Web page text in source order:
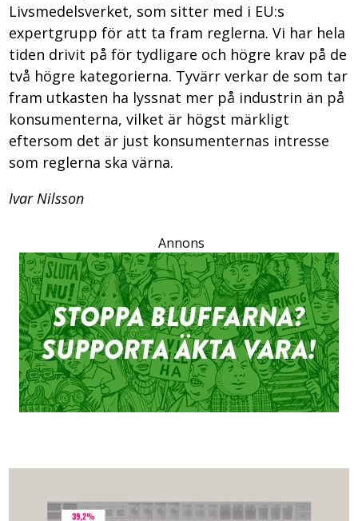
Livsmedelsverket, som sitter med i EU:s
expertgrupp för att ta fram reglerna. Vi har hela
tiden drivit på för tydligare och högre krav på de
två högre kategorierna. Tyvärr verkar de som tar
fram utkasten ha lyssnat mer på industrin än på
konsumenterna, vilket är högst märkligt
eftersom det är just konsumenternas intresse
som reglerna ska värna.
Ivar Nilsson
Annons